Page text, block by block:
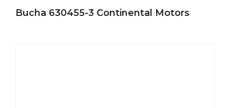
Bucha 630455-3 Continental Motors